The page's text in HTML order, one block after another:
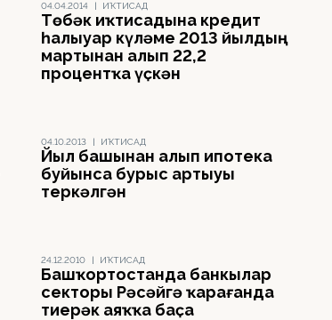
04.04.2014 | ИҠТИСАД
Төбәк иҡтисадына кредит
һалыуҙар күләме 2013 йылдың
мартынан алып 22,2
процентҡа үҫкән
04.10.2013 | ИҠТИСАД
Йыл башынан алып ипотека
буйынса бурыс артыуы
теркәлгән
24.12.2010 | ИҠТИСАД
Башҡортостанда банкылар
секторы Рәсәйгә ҡарағанда
тиҙерәк аяҡҡа баҫа